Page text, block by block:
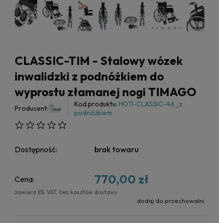
CLASSIC-TIM - Stalowy wózek
inwalidzki z podnóżkiem do
wyprostu złamanej nogi TIMAGO
Producent: Kod produktu: H011-CLASSIC-46_z
podnóżkiem
Dostępność: brak towaru
Cena: 770,00 zł
zawiera 8% VAT, bez kosztów dostawy
dodaj do przechowalni